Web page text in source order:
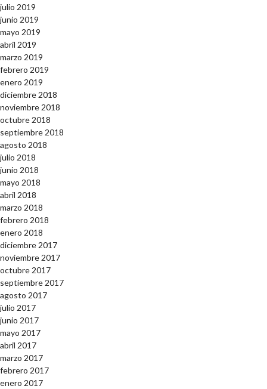
julio 2019
junio 2019
mayo 2019
abril 2019
marzo 2019
febrero 2019
enero 2019
diciembre 2018
noviembre 2018
octubre 2018
septiembre 2018
agosto 2018
julio 2018
junio 2018
mayo 2018
abril 2018
marzo 2018
febrero 2018
enero 2018
diciembre 2017
noviembre 2017
octubre 2017
septiembre 2017
agosto 2017
julio 2017
junio 2017
mayo 2017
abril 2017
marzo 2017
febrero 2017
enero 2017